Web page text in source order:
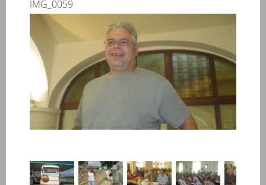
IMG_0059